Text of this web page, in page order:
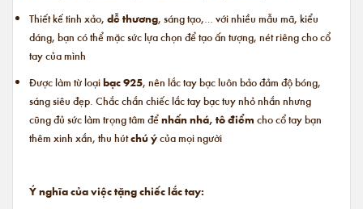
Thiết kế tinh xảo, dễ thương, sáng tạo,… với nhiều mẫu mã, kiểu
dáng, bạn có thể mặc sức lựa chọn để tạo ấn tượng, nét riêng cho cổ
tay của mình
Được làm từ loạibạc 925, nên lắc tay bạc luôn bảo đảm độ bóng,
sáng siêu đẹp. Chắc chắn chiếc lắc tay bạc tuy nhỏ nhắn nhưng
cũng đủ sức làm trọng tâm đểnhấn nhá, tô điểm cho cổ tay bạn
thêm xinh xắn, thu hútchú ýcủa mọi người
Ý nghĩa của việc tặng chiếc lắc tay: